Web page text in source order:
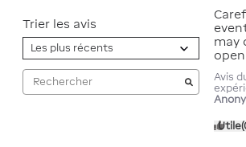
Trier les avis
may
Avis
Utile